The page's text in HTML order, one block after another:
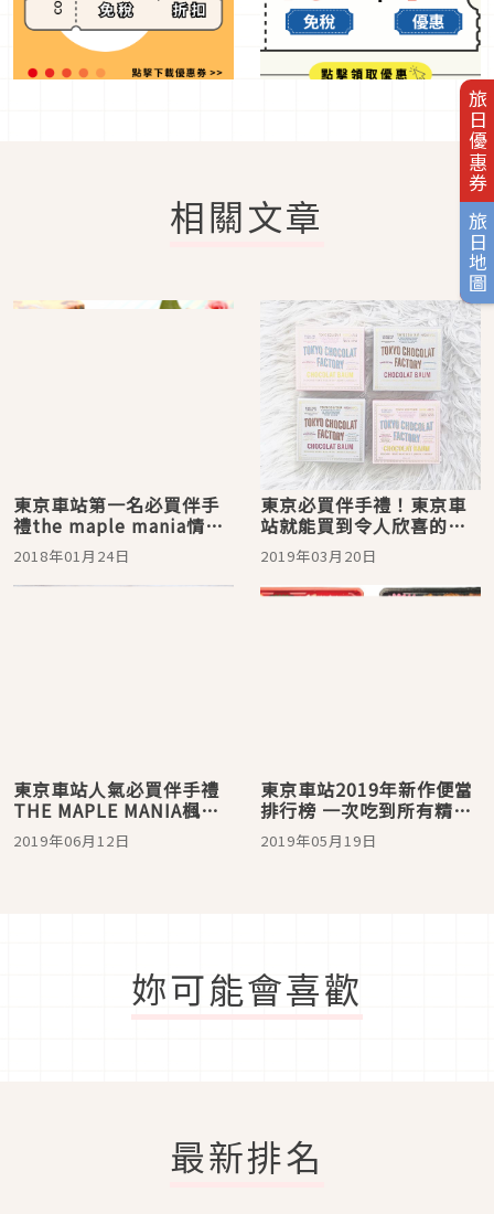
旅日優惠券
旅日地圖
相關文章
東京車站第一名必買伴手
禮the maple mania情人
節福罐開賣囉
2018年01月24日
東京必買伴手禮！東京車
站就能買到令人欣喜的極
品點心推薦
2019年03月20日
東京車站人氣必買伴手禮
THE MAPLE MANIA楓糖
奶油夾心酥派！
2019年06月12日
東京車站2019年新作便當
排行榜 一次吃到所有精緻
美味
2019年05月19日
妳可能會喜歡
最新排名